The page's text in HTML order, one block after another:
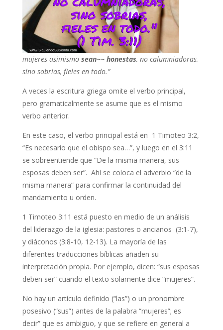
mujeres asimismo sean~~ honestas, no calumniadoras,
sino sobrias, fieles en todo.”
A veces la escritura griega omite el verbo principal,
pero gramaticalmente se asume que es el mismo
verbo anterior.
En este caso, el verbo principal está en 1 Timoteo 3:2,
“Es necesario que el obispo sea…”, y luego en el 3:11
se sobreentiende que “De la misma manera, sus
esposas deben ser”. Ahí se coloca el adverbio “de la
misma manera” para confirmar la continuidad del
mandamiento u orden.
1 Timoteo 3:11 está puesto en medio de un análisis
del liderazgo de la iglesia: pastores o ancianos (3:1-7),
y diáconos (3:8-10, 12-13). La mayoría de las
diferentes traducciones bíblicas añaden su
interpretación propia. Por ejemplo, dicen: “sus esposas
deben ser” cuando el texto solamente dice “mujeres”.
No hay un artículo definido (“las”) o un pronombre
posesivo (“sus”) antes de la palabra “mujeres”; es
decir” que es ambiguo, y que se refiere en general a